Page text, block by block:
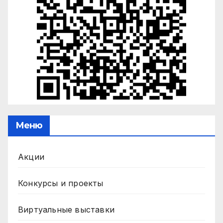
Меню
Акции
Конкурсы и проекты
Виртуальные выставки